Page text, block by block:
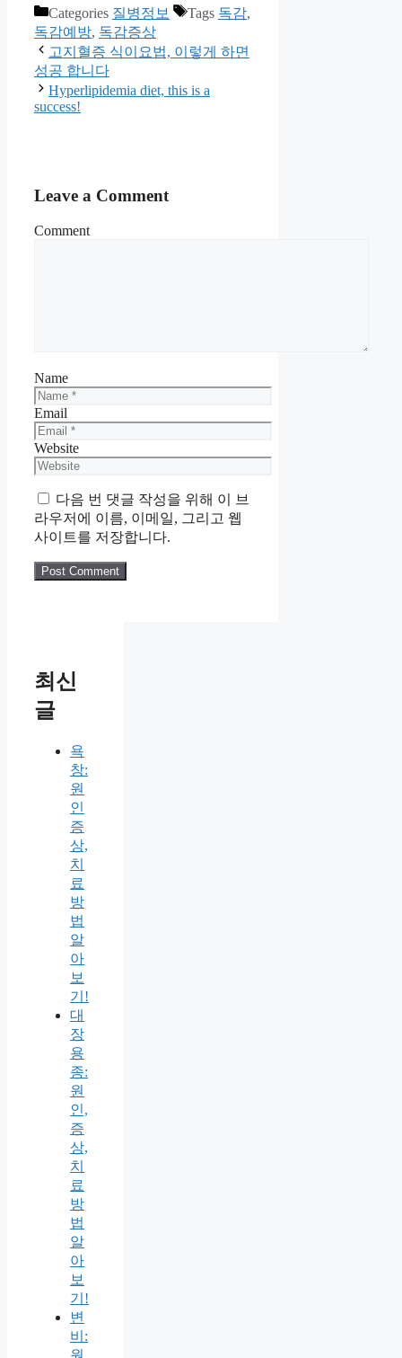
Categories 질병정보 Tags 독감,
독감예방, 독감증상
고지혈증 식이요법, 이렇게 하면
성공 합니다
Hyperlipidemia diet, this is a
success!
Leave a Comment
Comment
Name
Email
Website
다음 번 댓글 작성을 위해 이 브
라우저에 이름, 이메일, 그리고 웹
사이트를 저장합니다.
최신
글
욕
창:
원
인
증
상,
치
료
방
법
알
아
보
기!
대
장
용
종:
원
인,
증
상,
치
료
방
법
알
아
보
기!
변
비:
원